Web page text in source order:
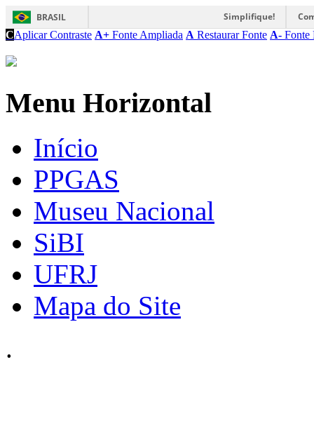
BRASIL Simplifique!
CAplicar Contraste A+ Fonte Ampliada A Restaurar Fonte A- Fonte
Menu Horizontal
Início
PPGAS
Museu Nacional
SiBI
UFRJ
Mapa do Site
.